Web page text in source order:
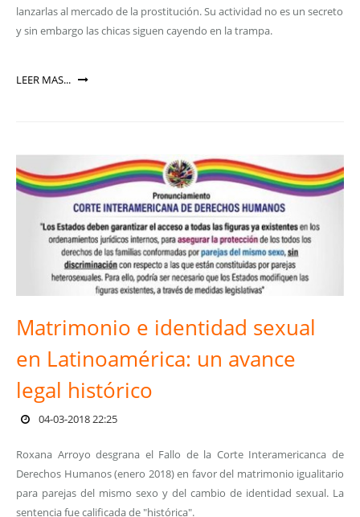
lanzarlas al mercado de la prostitución. Su actividad no es un secreto
y sin embargo las chicas siguen cayendo en la trampa.
LEER MAS...
Matrimonio e identidad sexual
en Latinoamérica: un avance
legal histórico
04-03-2018 22:25
Roxana Arroyo desgrana el Fallo de la Corte Interamericanca de
Derechos Humanos (enero 2018) en favor del matrimonio igualitario
para parejas del mismo sexo y del cambio de identidad sexual. La
sentencia fue calificada de "histórica".